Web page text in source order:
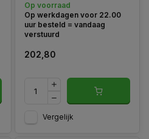
diverse kleuren. Geschikt
voor Bovengrondse
montage.
Op voorraad
Op werkdagen voor 22.00
uur besteld = vandaag
verstuurd
202,80
Vergelijk